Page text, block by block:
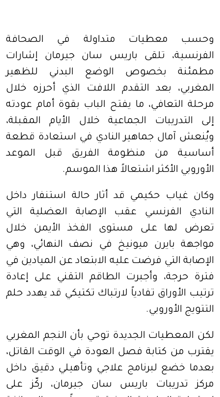
وحسب معطيات متداولة في الصحافة
الفرنسية، تلقى باريس سان جيرمان إشارات
مطمئنة بخصوص الوضع البدني للظهير
المغربي، بعد التقدم اللافت الذي أحرزه خلال
مرحلة التعافي، ما يفتح الباب بقوة أمام عودته
إلى التدريبات الجماعية خلال الأيام المقبلة،
ويُنعش آمال جماهير النادي في استعادة قطعة
أساسية من منظومة الفريق قبل الموعد
الأوروبي الأكثر اشتعالاً هذا الموسم.
وكان غياب حكيمي قد أثار حالة استنفار داخل
النادي الفرنسي عقب الإصابة العضلية التي
تعرض لها على مستوى الفخذ الأيمن خلال
مواجهة بايرن ميونيخ في نصف النهائي، وهي
الإصابة التي فرضت عليه الابتعاد عن الميادين في
فترة حرجة، وأجبرت الطاقم التقني على إعادة
ترتيب الأوراق تفادياً لارتباك تكتيكي قد يهدد حلم
التتويج الأوروبي.
لكن المعطيات الجديدة توحي بأن النجم المغربي
يقترب من كتابة فصل العودة في الوقت القاتل،
بعدما خضع لبرنامج علاجي وتأهيلي دقيق داخل
مركز تدريبات باريس سان جيرمان، ركّز على